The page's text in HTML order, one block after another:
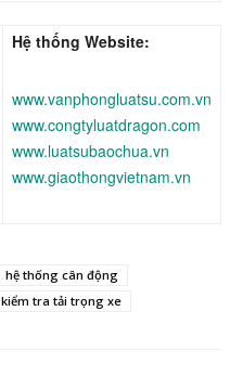
Hệ thống Website:
www.vanphongluatsu.com.vn
www.congtyluatdragon.com
www.luatsubaochua.vn
www.giaothongvietnam.vn
hệ thống cân động
kiểm tra tải trọng xe